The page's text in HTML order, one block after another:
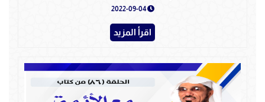
2022-09-04
اقرأ المزيد